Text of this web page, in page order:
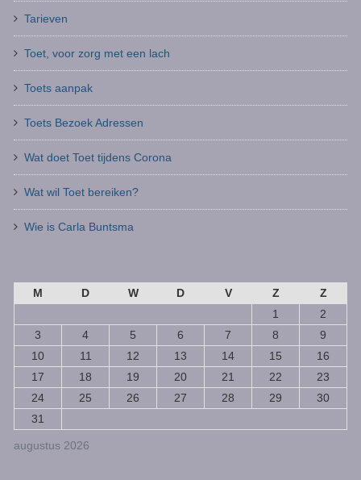
Tarieven
Toet, voor zorg met een lach
Toets aanpak
Toets Bezoek Adressen
Wat doet Toet tijdens Corona
Wat wil Toet bereiken?
Wie is Carla Buntsma
augustus 2026
M D W D V Z
Z
1
2
3
4 5 6 7 8
9
10
11 12 13 14 15
16
17
18 19 20 21 22
23
24
25 26 27 28 29
30
31